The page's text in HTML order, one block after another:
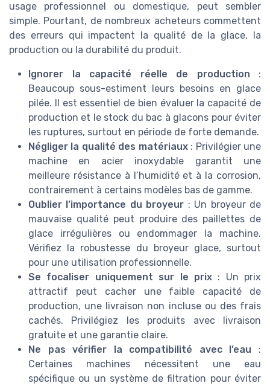
usage professionnel ou domestique, peut sembler
simple. Pourtant, de nombreux acheteurs commettent
des erreurs qui impactent la qualité de la glace, la
production ou la durabilité du produit.
Ignorer la capacité réelle de production :
Beaucoup sous-estiment leurs besoins en glace
pilée. Il est essentiel de bien évaluer la capacité de
production et le stock du bac à glacons pour éviter
les ruptures, surtout en période de forte demande.
Négliger la qualité des matériaux: Privilégier une
machine en acier inoxydable garantit une
meilleure résistance à l’humidité et à la corrosion,
contrairement à certains modèles bas de gamme.
Oublier l’importance du broyeur : Un broyeur de
mauvaise qualité peut produire des paillettes de
glace irrégulières ou endommager la machine.
Vérifiez la robustesse du broyeur glace, surtout
pour une utilisation professionnelle.
Se focaliser uniquement sur le prix: Un prix
attractif peut cacher une faible capacité de
production, une livraison non incluse ou des frais
cachés. Privilégiez les produits avec livraison
gratuite et une garantie claire.
Ne pas vérifier la compatibilité avec l’eau :
Certaines machines nécessitent une eau
spécifique ou un système de filtration pour éviter